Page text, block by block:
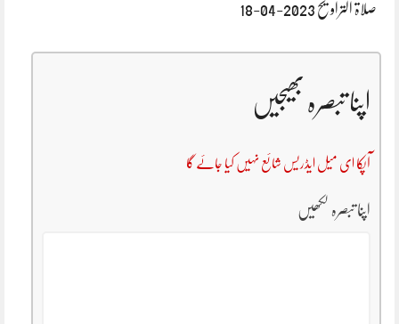
صلاۃ التراویح 2023-04-18
اپنا تبصرہ بھیجیں
آپکا ای میل ایڈریس شائع نہیں کیا جائے گا
اپنا تبصرہ لکھیں